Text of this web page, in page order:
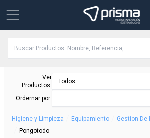
Ver
Productos:
Todos
Ordernar por:
Higiene y Limpieza Equipamiento Gestion De
Pongotodo